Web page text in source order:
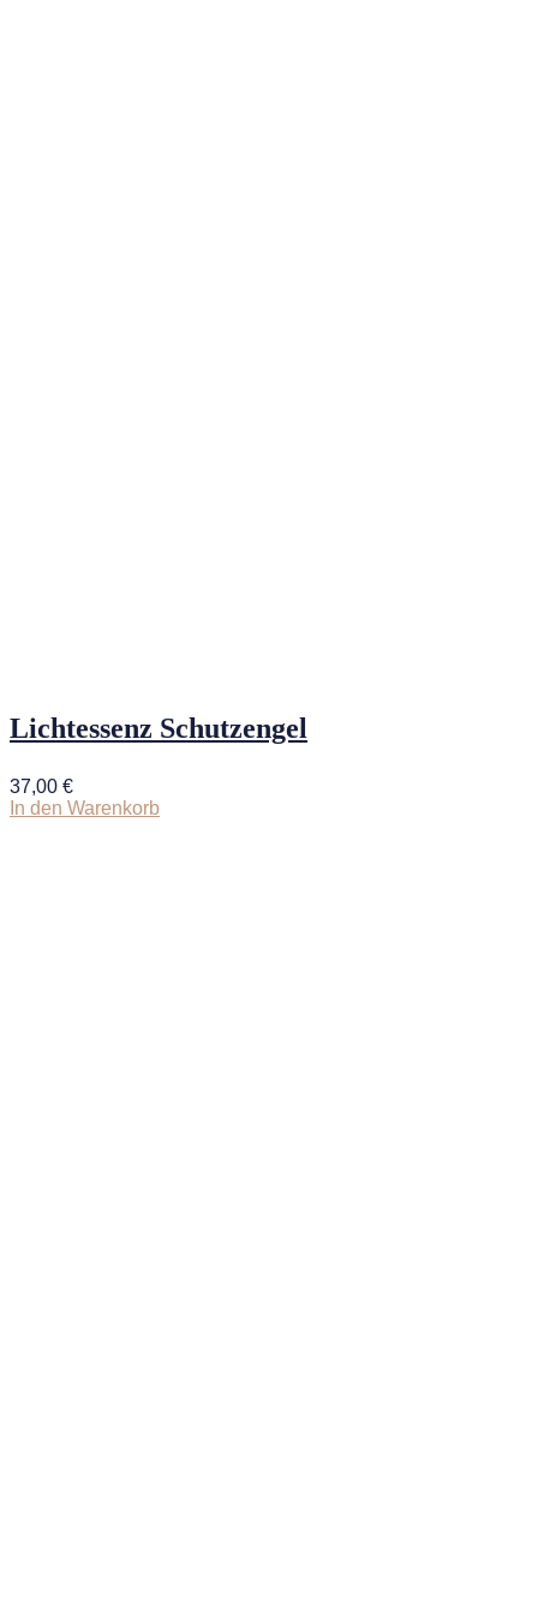
Lichtessenz Schutzengel
37,00 €
In den Warenkorb